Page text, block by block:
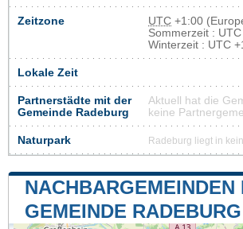
Zeitzone UTC +1:00
Sommerzeit :
Winterzeit : UTC
Lokale Zeit
Partnerstädte mit der
Gemeinde Radeburg
Aktuell hat die
keine
Naturpark Radeburg liegt in
NACHBARGEMEINDEN
GEMEINDE RADEBURG